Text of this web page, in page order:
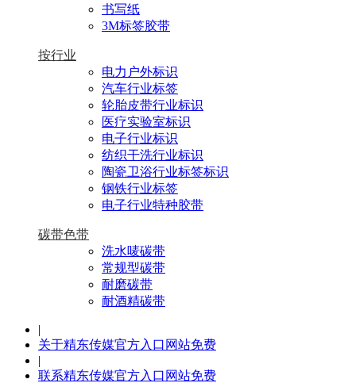
书写纸
3M标签胶带
按行业
电力户外标识
汽车行业标签
轮胎皮带行业标识
医疗实验室标识
电子行业标识
纺织干洗行业标识
陶瓷卫浴行业标签标识
钢铁行业标签
电子行业特种胶带
碳带色带
洗水唛碳带
常规型碳带
耐磨碳带
耐酒精碳带
|
关于精东传媒官方入口网站免费
|
联系精东传媒官方入口网站免费